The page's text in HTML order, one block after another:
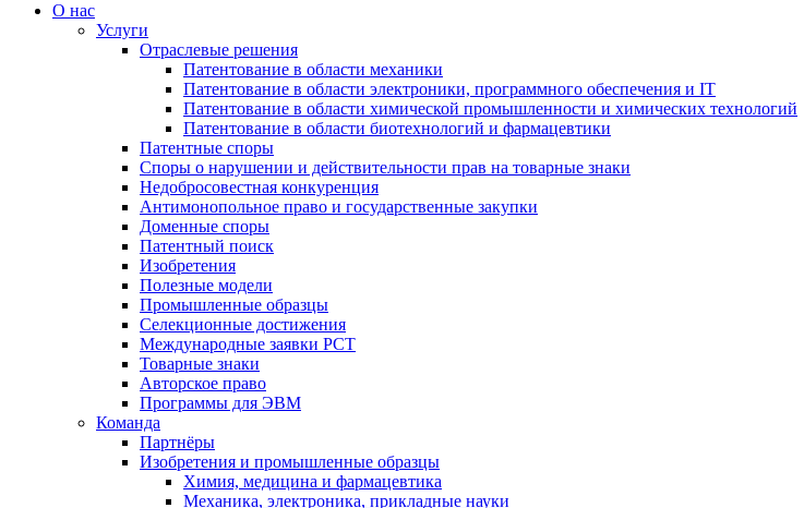
О нас
Услуги
Отраслевые решения
Патентование в области механики
Патентование в области электроники, программного обеспечения и IT
Патентование в области химической промышленности и химических технологий
Патентование в области биотехнологий и фармацевтики
Патентные споры
Споры о нарушении и действительности прав на товарные знаки
Недобросовестная конкуренция
Антимонопольное право и государственные закупки
Доменные споры
Патентный поиск
Изобретения
Полезные модели
Промышленные образцы
Селекционные достижения
Международные заявки PCT
Товарные знаки
Авторское право
Программы для ЭВМ
Команда
Партнёры
Изобретения и промышленные образцы
Химия, медицина и фармацевтика
Механика, электроника, прикладные науки